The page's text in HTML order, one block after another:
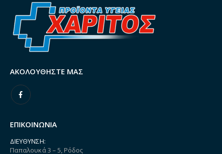
ΑΚΟΛΟΥΘΉΣΤΕ ΜΑΣ
ΕΠΙΚΟΙΝΩΝΙΑ
ΔΙΕΎΘΥΝΣΗ:
Παπαλουκά 3 – 5, Ρόδος